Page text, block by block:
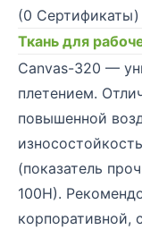
(0 Сертификаты)
Ткань для
Canvas-320 —
плетением.
повышенной
(показатель
100Н).
корпоративной,